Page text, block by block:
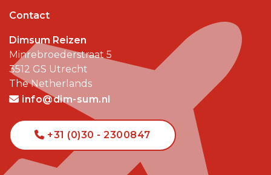
Contact
Dimsum Reizen
Minrebroederstraat 5
3512 GS Utrecht
The Netherlands
info@dim-sum.nl
+31 (0)30 - 2300847